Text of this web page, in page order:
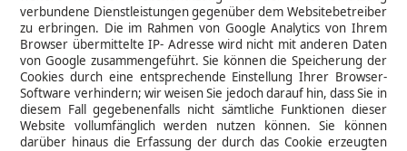
verbundene Dienstleistungen gegenüber dem Websitebetreiber
zu erbringen. Die im Rahmen von Google Analytics von Ihrem
Browser übermittelte IP- Adresse wird nicht mit anderen Daten
von Google zusammengeführt. Sie können die Speicherung der
Cookies durch eine entsprechende Einstellung Ihrer Browser-
Software verhindern; wir weisen Sie jedoch darauf hin, dass Sie in
diesem Fall gegebenenfalls nicht sämtliche Funktionen dieser
Website vollumfänglich werden nutzen können. Sie können
darüber hinaus die Erfassung der durch das Cookie erzeugten